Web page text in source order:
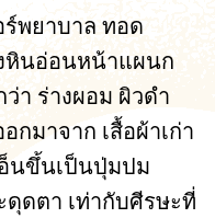
พยาบาล ทอด
หินอ่อนหน้าแผนก
า ร่างผอม ผิวดำ
มาจาก เสื้อผ้าเก่า
นขึ้นเป็นปุ่มปม
ดุดตา เท่ากับศีรษะที่